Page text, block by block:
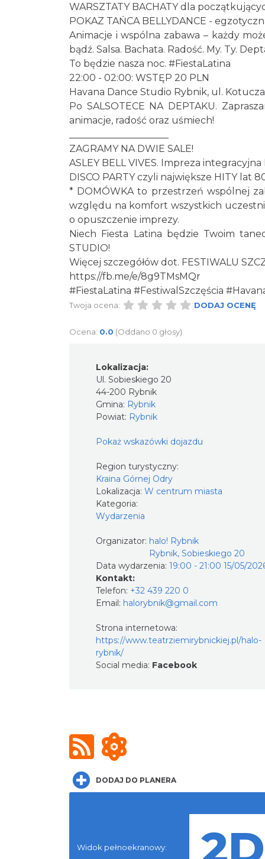
WARSZTATY BACHATY dla
POKAZ TAŃCA BELLYDANCE -
Animacje i wspólna zabawa – każdy
bądź. Salsa. Bachata. Radość. My. Ty.
To będzie nasza noc. #FiestaLatina
22:00 - 02:00: WSTĘP 20 PLN
Havana Dance Studio Rybnik, ul.
Po SALSOTECE NA DEPTAKU.
animacje, radość oraz uśmiech!
ZAGRAMY NA DWIE SALE!
ASLEY BELL VIVES. Impreza integracyjna
DISCO PARTY czyli największe HITY lat
* DOMÓWKA to przestrzeń wspólnej
względu na komfort wszystkich
o opuszczenie imprezy.
Niech Fiesta Latina będzie Twoim
STUDIO!
Więcej szczegółów dot. FESTIWALU
https://fb.me/e/8g9TMsMQr
#FiestaLatina #FestiwalSzczęścia
Twoja ocena: DODAJ OCENĘ
Ocena: 0.0 (Oddano 0 głosy)
Lokalizacja:
Ul. Sobieskiego 20
44-200 Rybnik
Gmina: Rybnik
Powiat: Rybnik
Pokaż wskazówki dojazdu
Region turystyczny:
Kraina Górnej Odry
Lokalizacja: W centrum miasta
Kategoria:
Wydarzenia
Organizator: halo! Rybnik
Rybnik, Sobieskiego 20
Data wydarzenia: 19:00 - 21:00 15/05/
Kontakt:
Telefon: +32 439 220 0
Email: halorybnik@gmail.com
Strona internetowa:
https://www.teatrziemirybnickiej.pl/halo-
rybnik/
Social media: Facebook
DODAJ DO PLANERA
Widok pełnoekranowy: